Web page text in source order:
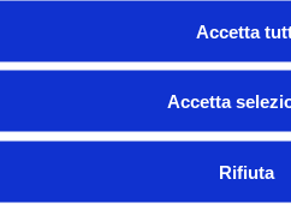
Accetta
Accetta
Rifiuta